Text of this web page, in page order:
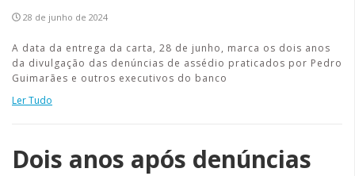
28 de junho de 2024
A data da entrega da carta, 28 de junho, marca os dois anos
da divulgação das denúncias de assédio praticados por Pedro
Guimarães e outros executivos do banco
Ler Tudo
Dois anos após denúncias